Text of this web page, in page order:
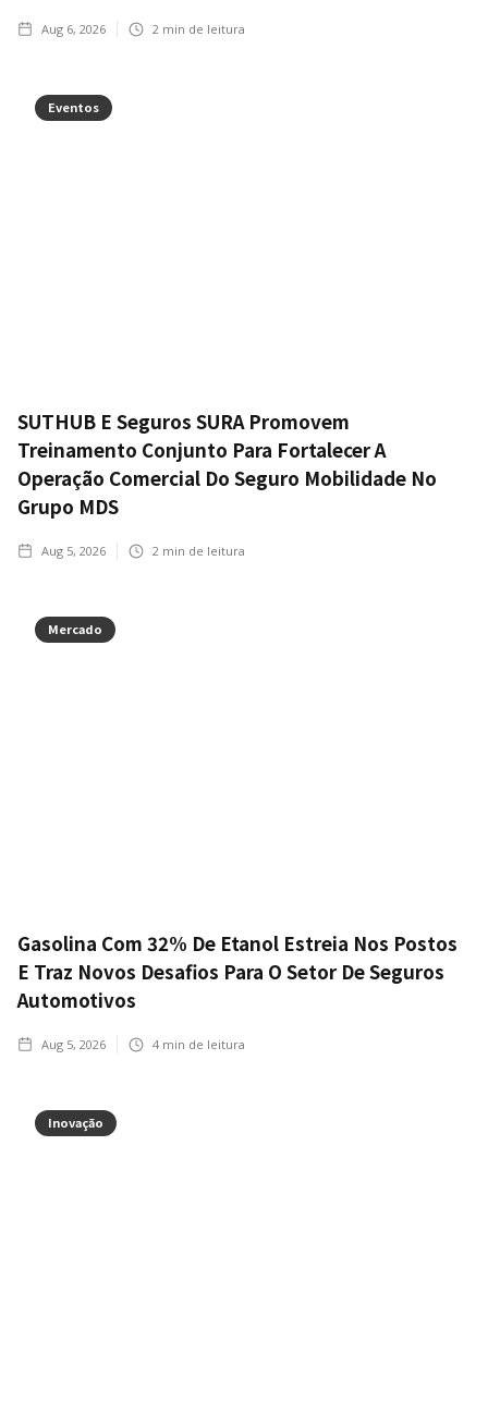
Aug 6, 2026 2 min de leitura
Eventos
SUTHUB E Seguros SURA Promovem
Treinamento Conjunto Para Fortalecer A
Operação Comercial Do Seguro Mobilidade No
Grupo MDS
Aug 5, 2026 2 min de leitura
Mercado
Gasolina Com 32% De Etanol Estreia Nos Postos
E Traz Novos Desafios Para O Setor De Seguros
Automotivos
Aug 5, 2026 4 min de leitura
Inovação